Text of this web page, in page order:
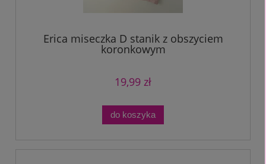
Erica miseczka D stanik z obszyciem
koronkowym
19,99 zł
do koszyka